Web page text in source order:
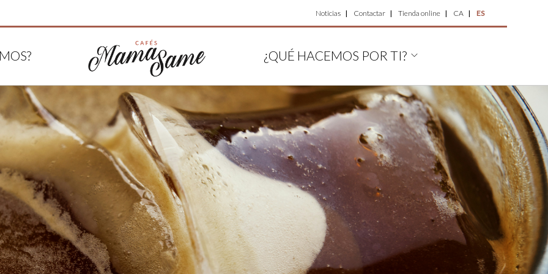
Top
Menu
Noticias Contactar Tienda online CA ES
¿QUÉ HACEMOS POR TI?